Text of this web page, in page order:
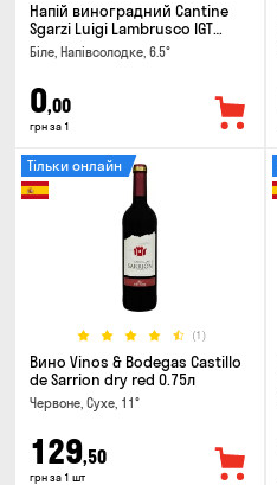
Напій виноградний Cantine
Sgarzi Luigi Lambrusco IGT
Emilia Bianca Frizziante 0.75л
Біле, Напівсолодке, 6.5°
0,00
грн за 1
(1)
Тільки онлайн
Вино Vinos & Bodegas Castillo
de Sarrion dry red 0.75л
Червоне, Сухе, 11°
129,50
грн за 1 шт